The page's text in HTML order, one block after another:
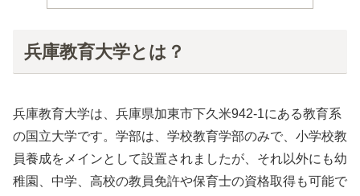
兵庫教育大学とは？
兵庫教育大学は、兵庫県加東市下久米942-1にある教育系
の国立大学です。学部は、学校教育学部のみで、小学校教
員養成をメインとして設置されましたが、それ以外にも幼
稚園、中学、高校の教員免許や保育士の資格取得も可能で